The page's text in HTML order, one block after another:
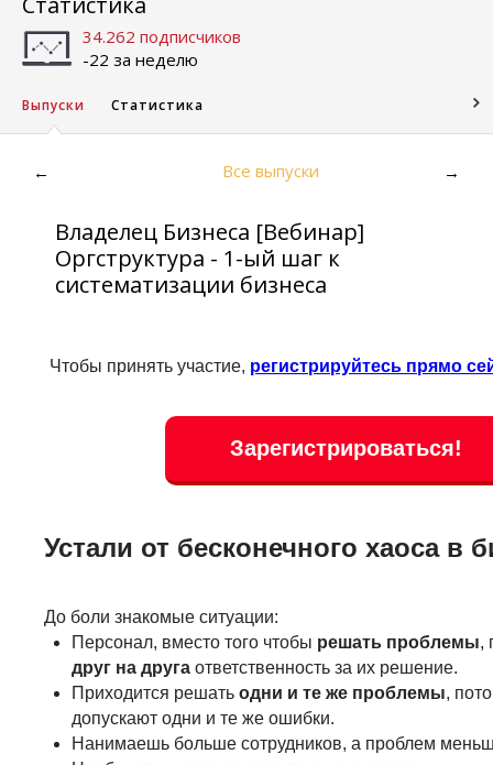
34.262 подписчиков
-22 за неделю
Выпуски Статистика
← Все выпуски →
Владелец Бизнеса [Вебинар]
Оргструктура - 1-ый шаг к
систематизации бизнеса
Чтобы принять участие, регистрируйтесь прямо
Зарегистрироваться!
Устали от бесконечного хаоса в
До боли знакомые ситуации:
Персонал, вместо того чтобы решать проблемы,
друг на друга ответственность за их решение.
Приходится решать одни и те же проблемы,
допускают одни и те же ошибки.
Нанимаешь больше сотрудников, а проблем